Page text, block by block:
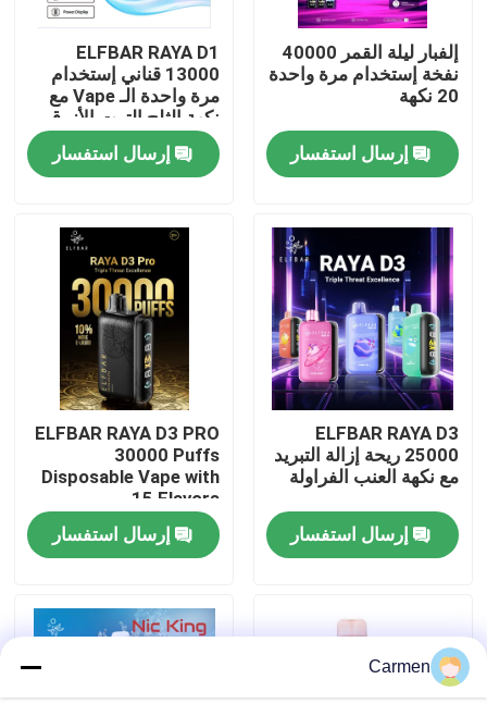
منزل
المنتجات
أشرطة فيديو
حول بنا
جولة في المعمل
ضبط الجودة
فوزول فايب
ELFBAR الـ Vape
إلفبار ليلة القمر 40000
نفخة إستخدام مرة واحدة
20 نكهة
إرسال استفسار
ELFBAR RAYA D1
13000 قناني إستخدام
مرة واحدة الـ Vape مع
نكهة الثلج التوت الأزرق
إرسال استفسار
ELFBAR RAYA D3
25000 ريحة إزالة التبريد
مع نكهة العنب الفراولة
إرسال استفسار
ELFBAR RAYA D3 PRO
30000 Puffs
Disposable Vape with
15 Flavors
إرسال استفسار
Carmen